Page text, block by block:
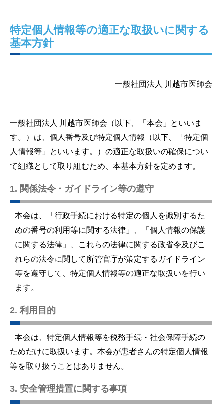
特定個人情報等の適正な取扱いに関する
基本方針
一般社団法人 川越市医師会
一般社団法人 川越市医師会（以下、「本会」といいま
す。）は、個人番号及び特定個人情報（以下、「特定個
人情報等」といいます。）の適正な取扱いの確保につい
て組織として取り組むため、本基本方針を定めます。
1. 関係法令・ガイドライン等の遵守
本会は、「行政手続における特定の個人を識別するた
めの番号の利用等に関する法律」、「個人情報の保護
に関する法律」、これらの法律に関する政省令及びこ
れらの法令に関して所管官庁が策定するガイドライン
等を遵守して、特定個人情報等の適正な取扱いを行い
ます。
2. 利用目的
本会は、特定個人情報等を税務手続・社会保障手続の
ためだけに取扱います。本会が患者さんの特定個人情報
等を取り扱うことはありません。
3. 安全管理措置に関する事項